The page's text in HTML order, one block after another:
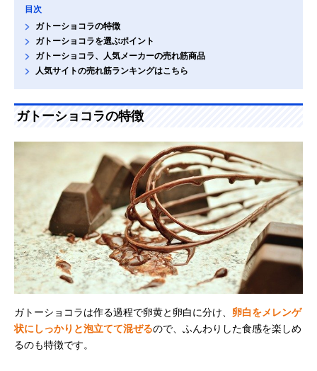
目次
ガトーショコラの特徴
ガトーショコラを選ぶポイント
ガトーショコラ、人気メーカーの売れ筋商品
人気サイトの売れ筋ランキングはこちら
ガトーショコラの特徴
ガトーショコラは作る過程で卵黄と卵白に分け、 卵白をメレンゲ
状にしっかりと泡立てて混ぜるので、ふんわりした食感を楽しめ
るのも特徴です。